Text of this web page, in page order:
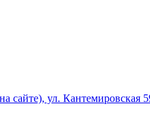
сайте), ул. Кантемировская